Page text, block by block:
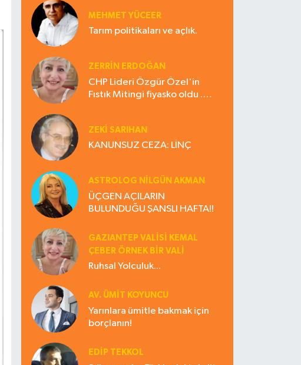
MEHMET YÜCEER
Tarım politikaları ve açlık.
ZERRIN ERDOĞAN
CHP Lideri Özgür Özel'in
Fıstık Mitingi fiyasko oldu .
ZEKI SARIHAN
KANUNSUZ CEZA: LİNÇ
ASTROLOG NILGÜN AKMAN
ÜÇGEN AÇILARIN
BULUNDUĞU ŞANSLI HAFTA!!
GAZIANTEP VALISI KEMAL
ÇEBER ÖRNEK BİR VALİ
Ruhsal Yolculuk...
AV. ÜMIT KOYUNCU
Yarınlara ümitle bakmak için
borçlanın!
EDIP TEKKOL